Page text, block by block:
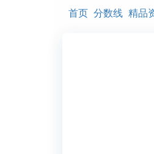
首页 分数线 精品